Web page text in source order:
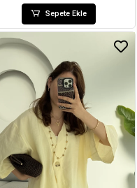
Sepete Ekle